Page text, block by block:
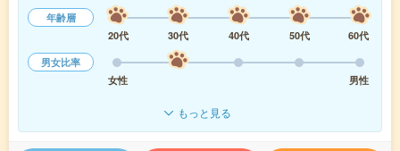
年齢層
20代
30代 40代 50代
60代
男女比率
女性
男性
もっと見る